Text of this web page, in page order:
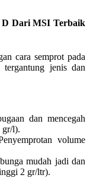
D Dari MSI Terbaik
cara semprot pada
jenis dan
dan mencegah
gr/l).
volume
mudah jadi dan
2 gr/ltr).